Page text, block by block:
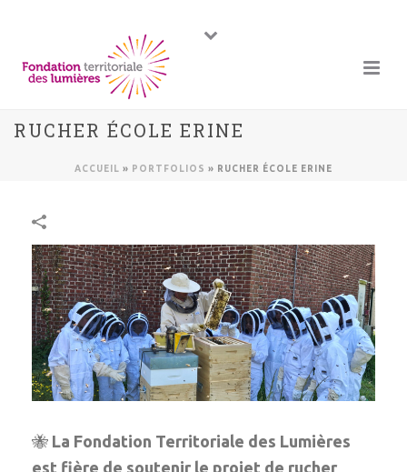
RUCHER ÉCOLE ERINE
ACCUEIL » PORTFOLIOS » RUCHER ÉCOLE ERINE
🐝 La Fondation Territoriale des Lumières
est fière de soutenir le projet de rucher